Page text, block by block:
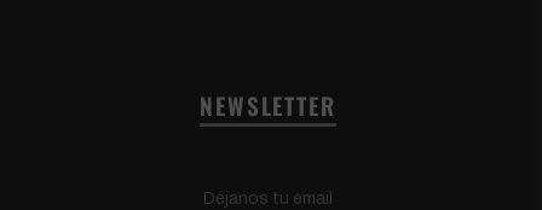
NEWSLETTER
Déjanos tu email